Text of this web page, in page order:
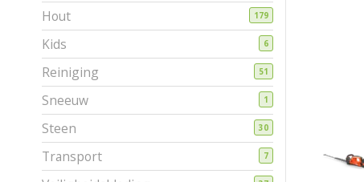
Hout 179
Kids 6
Reiniging 51
Sneeuw 1
Steen 30
Transport 7